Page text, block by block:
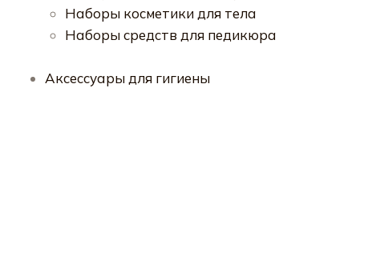
Наборы косметики для тела
Наборы средств для педикюра
Аксессуары для гигиены